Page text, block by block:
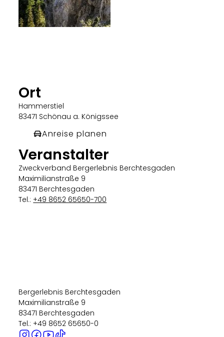
Ort
Hammerstiel
83471 Schönau a. Königssee
Anreise planen
Veranstalter
Zweckverband Bergerlebnis Berchtesgaden
Maximilianstraße 9
83471 Berchtesgaden
Tel.:+49 8652 65650-700
Bergerlebnis Berchtesgaden
Maximilianstraße 9
83471 Berchtesgaden
Tel.: +49 8652 65650-0